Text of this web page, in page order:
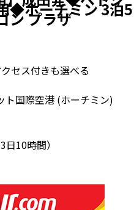
◆ホーチミン 3泊5
ン プラザ
セス付きも選べる
ト国際空港 (ホーチミン)
3日10時間）